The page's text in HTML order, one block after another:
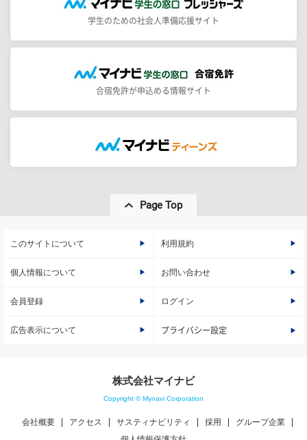
学生のための社会人準備応援サイト
合宿免許が申込める情報サイト
Page Top
このサイトについて 利用規約
個人情報について お問い合わせ
会員登録 ログイン
広告表示について プライバシー設定
株式会社マイナビ
Copyright © Mynavi Corporation
会社概要 アクセス サスティナビリティ 採用
グループ企業